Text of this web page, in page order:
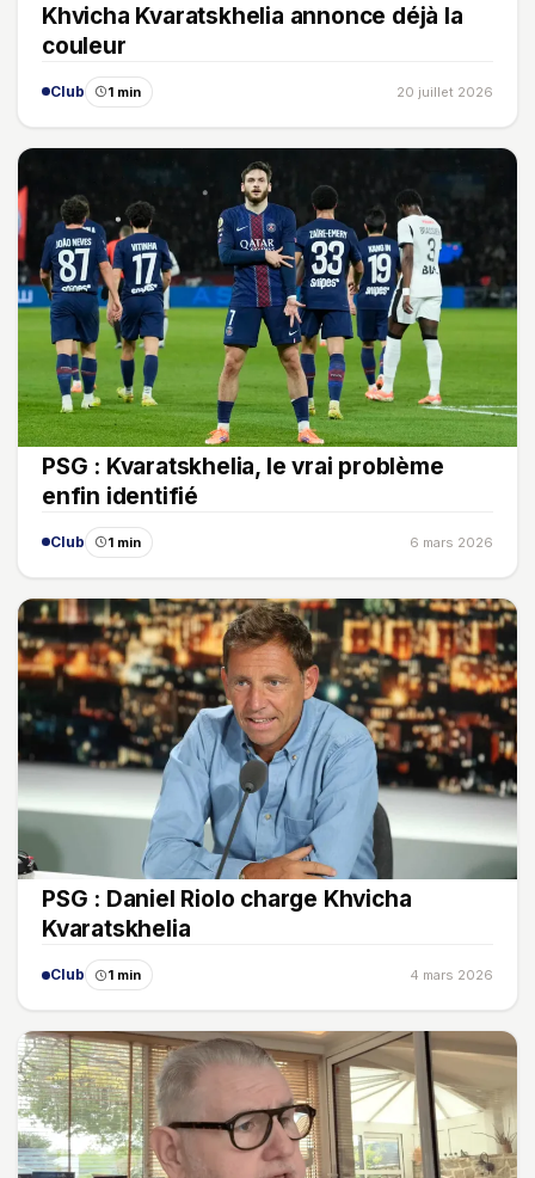
Khvicha Kvaratskhelia annonce déjà la
couleur
Club 1 min 20 juillet 2026
PSG : Kvaratskhelia, le vrai problème
enfin identifié
Club 1 min 6 mars 2026
PSG : Daniel Riolo charge Khvicha
Kvaratskhelia
Club 1 min 4 mars 2026